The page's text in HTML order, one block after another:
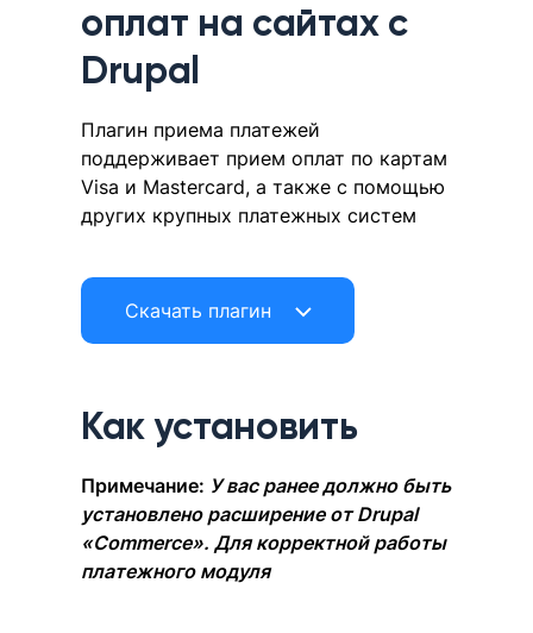
оплат на сайтах с
Drupal
Плагин приема платежей
поддерживает прием оплат по картам
Visa и Mastercard, а также с помощью
других крупных платежных систем
Скачать плагин
Как установить
Примечание: У вас ранее должно быть
установлено расширение от Drupal
«Commerce». Для корректной работы
платежного модуля